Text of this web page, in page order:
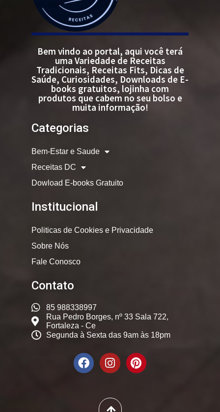
Bem vindo ao portal, aqui você terá
uma Variedade de Receitas
Tradicionais, Receitas Fits, Dicas de
Saúde, Curiosidades, Downloads de E-
books gratuitos, lojinha com
produtos que cabem no seu bolso e
muita informação!
Categorias
Bem-Estar e Saude
Receitas DC
Dowload E-books Gratuito
Institucional
Politicas de Cookies e Privacidade
Sobre Nós
Fale Conosco
Contato
85 988338997
Rua Pedro Borges, nº 33 Sala 722,
Fortaleza - Ce
Segunda à Sexta das 9am às 18pm